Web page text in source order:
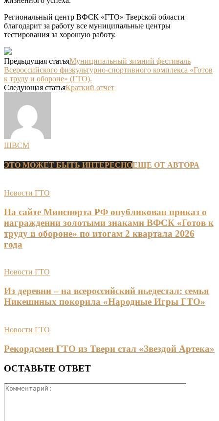
Региональный центр ВФСК «ГТО» Тверской области
благодарит за работу все муниципальные центры
тестирования за хорошую работу.
Предыдущая статьяМуниципальный зимний фестиваль
Всероссийского физкультурно-спортивного комплекса «Готов
к труду и обороне» (ГТО).
Следующая статьяКраткий отчет
ШВСМ
ЭТО МОЖЕТ БЫТЬ ИНТЕРЕСНОЕЩЕ ОТ АВТОРА
Новости ГТО
На сайте Минспорта РФ опубликован приказ о
награждении золотыми знаками ВФСК «Готов к
труду и обороне» по итогам 2 квартала 2026
года
Новости ГТО
Из деревни – на всероссийский пьедестал: семья
Никешиных покорила «Народные Игры ГТО»
Новости ГТО
Рекордсмен ГТО из Твери стал «Звездой Артека»
ОСТАВЬТЕ ОТВЕТ